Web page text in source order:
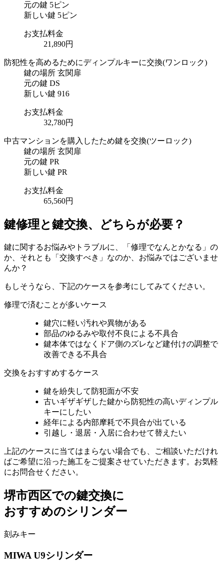
元の鍵 5ピン
新しい鍵 5ピン
お支払料金
21,890円
防犯性を高めるためにディンプルキーに交換(ワンロック)
鍵の場所 玄関扉
元の鍵 DS
新しい鍵 916
お支払料金
32,780円
中古マンションを購入したため鍵を交換(ツーロック)
鍵の場所 玄関扉
元の鍵 PR
新しい鍵 PR
お支払料金
65,560円
鍵修理と鍵交換、どちらが必要？
鍵に関するお悩みやトラブルに、「修理でなんとかなる」の
か、それとも「交換すべき」なのか、お悩みではございませ
んか？
もしそうなら、下記のケースを参考にしてみてください。
修理で済むことが多いケース
鍵穴に軽い汚れや異物がある
部品のゆるみや取付不良による不具合
鍵本体ではなくドア側のズレなど建付けの調整で
改善できる不具合
交換をおすすめするケース
鍵を紛失して防犯面が不安
古いギザギザした鍵から防犯性の高いディンプル
キーにしたい
経年による内部摩耗で不貝合が出ている
引越し・退居・入居に合わせて替えたい
上記のケースに当てはまらない場合でも、ご相談いただけれ
ばご希望に沿った施工をご提案させていただきます。お気軽
にお問合せください。
堺市西区での鍵交換に
おすすめのシリンダー
刻みキー
MIWA U9シリンダー